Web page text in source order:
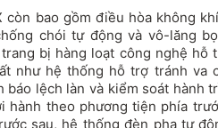
còn bao gồm điều hòa không
chói tự động và vô-lăng
bị hàng loạt công nghệ hỗ
như hệ thống hỗ trợ tránh va
lệch làn và kiểm soát hành
hành theo phương tiện phía
sau, hệ thống đèn pha tự